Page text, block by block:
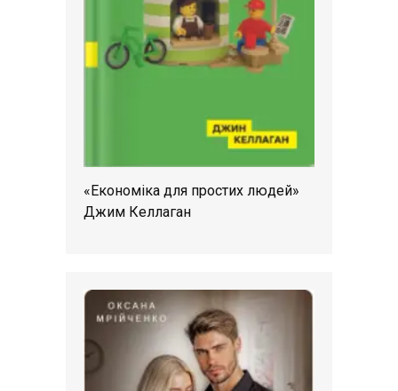
«Економіка для простих людей»
Джим Келлаган